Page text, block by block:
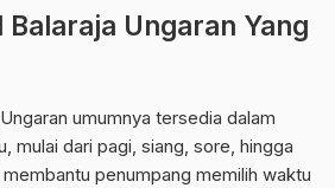
Ungaran Yang
umumnya tersedia dalam
mulai dari pagi, siang, sore, hingga
penumpang memilih waktu